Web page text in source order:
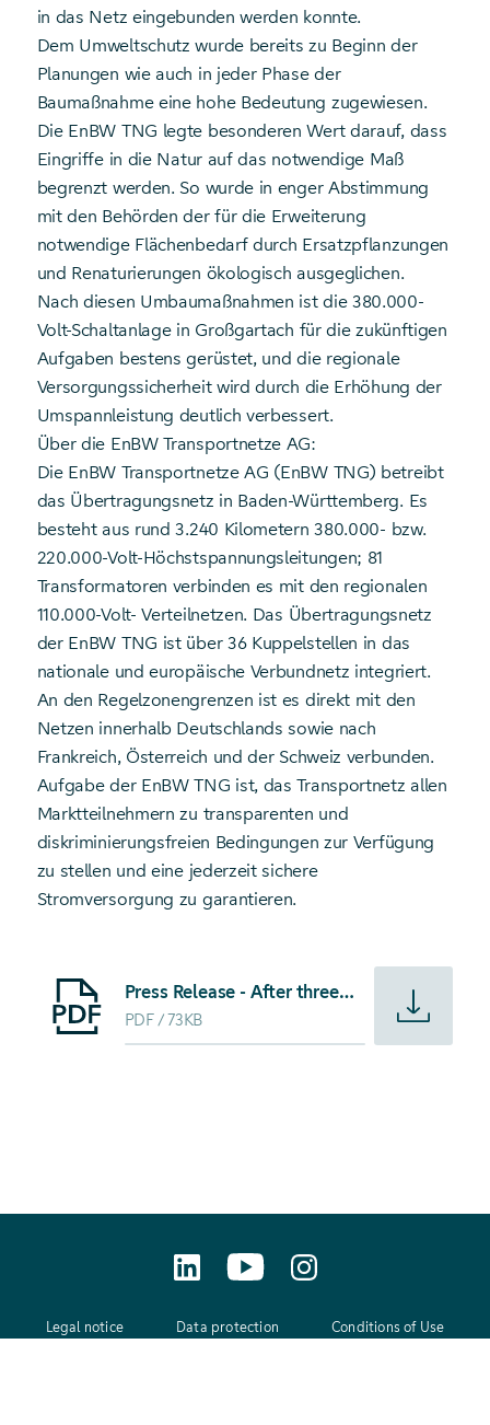
in das Netz eingebunden werden konnte.
Dem Umweltschutz wurde bereits zu Beginn der
Planungen wie auch in jeder Phase der
Baumaßnahme eine hohe Bedeutung zugewiesen.
Die EnBW TNG legte besonderen Wert darauf, dass
Eingriffe in die Natur auf das notwendige Maß
begrenzt werden. So wurde in enger Abstimmung
mit den Behörden der für die Erweiterung
notwendige Flächenbedarf durch Ersatzpflanzungen
und Renaturierungen ökologisch ausgeglichen.
Nach diesen Umbaumaßnahmen ist die 380.000-
Volt-Schaltanlage in Großgartach für die zukünftigen
Aufgaben bestens gerüstet, und die regionale
Versorgungssicherheit wird durch die Erhöhung der
Umspannleistung deutlich verbessert.
Über die EnBW Transportnetze AG:
Die EnBW Transportnetze AG (EnBW TNG) betreibt
das Übertragungsnetz in Baden-Württemberg. Es
besteht aus rund 3.240 Kilometern 380.000- bzw.
220.000-Volt-Höchstspannungsleitungen; 81
Transformatoren verbinden es mit den regionalen
110.000-Volt- Verteilnetzen. Das Übertragungsnetz
der EnBW TNG ist über 36 Kuppelstellen in das
nationale und europäische Verbundnetz integriert.
An den Regelzonengrenzen ist es direkt mit den
Netzen innerhalb Deutschlands sowie nach
Frankreich, Österreich und der Schweiz verbunden.
Aufgabe der EnBW TNG ist, das Transportnetz allen
Marktteilnehmern zu transparenten und
diskriminierungsfreien Bedingungen zur Verfügung
zu stellen und eine jederzeit sichere
Stromversorgung zu garantieren.
Starte Download von: Press Release - After three years
Press Release - After three years of construction EnBW Transportnetze AG inaugurates a new 380 kV substation in Großgartach (german)
PDF 73KB
Legal notice Data protection Conditions of Use